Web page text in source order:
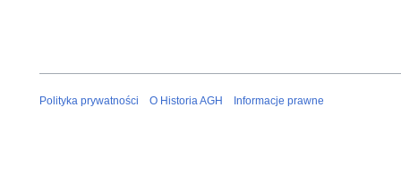
Polityka prywatności O Historia AGH Informacje prawne